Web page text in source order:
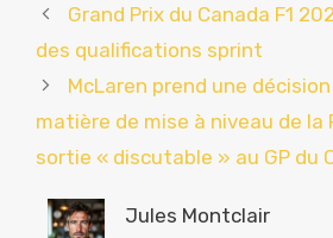
Grand Prix du Canada F1
des qualifications sprint
McLaren prend une
matière de mise à niveau de la
sortie « discutable » au GP du
Jules Montclair